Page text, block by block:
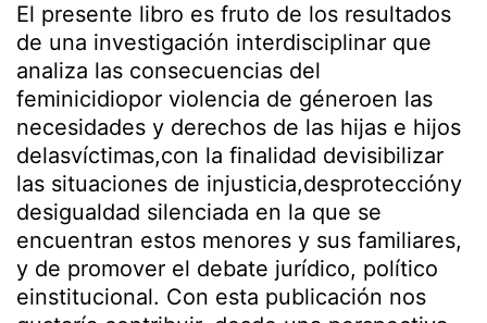
El presente libro es fruto de los resultados
de una investigación interdisciplinar que
analiza las consecuencias del
feminicidiopor violencia de géneroen las
necesidades y derechos de las hijas e hijos
delasvíctimas,con la finalidad devisibilizar
las situaciones de injusticia,desproteccióny
desigualdad silenciada en la que se
encuentran estos menores y sus familiares,
y de promover el debate jurídico, político
einstitucional. Con esta publicación nos